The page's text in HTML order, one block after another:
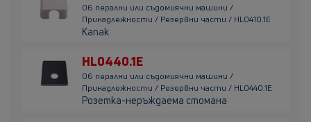
06 перални или съдомиячни машини /
Принадлежности / Резервни части / HL0410.1E
Капак
HL0440.1E
06 перални или съдомиячни машини /
Принадлежности / Резервни части / HL0440.1E
Розетка-неръждаема стомана